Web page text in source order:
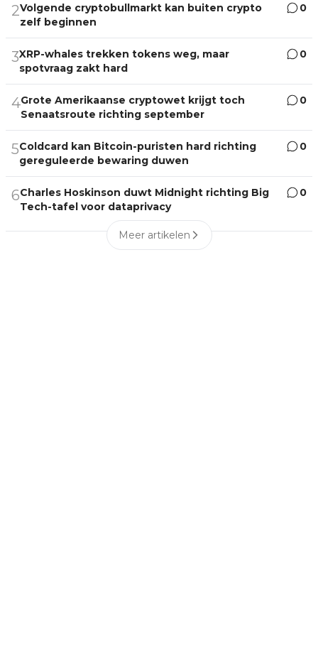
2Volgende cryptobullmarkt kan buiten crypto
zelf beginnen
0
3XRP-whales trekken tokens weg, maar
spotvraag zakt hard
0
4Grote Amerikaanse cryptowet krijgt toch
Senaatsroute richting september
0
5Coldcard kan Bitcoin-puristen hard richting
gereguleerde bewaring duwen
0
6Charles Hoskinson duwt Midnight richting Big
Tech-tafel voor dataprivacy
0
Meer artikelen